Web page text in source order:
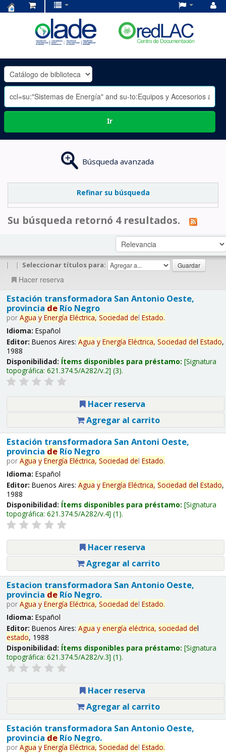
OLADE
-
Ir
Búsqueda avanzada
Refinar su búsqueda
Su búsqueda retornó 4 resultados.
| | Seleccionar títulos para:
Hacer reserva
Estación transformadora San Antonio Oeste,
provincia deRío Negro
por Agua y Energía Eléctrica, Sociedad del Estado.
Idioma: Español
Editor: Buenos Aires: Agua y Energía Eléctrica, Sociedad del Estado,
1988
Disponibilidad: Ítems disponibles para préstamo: Signatura
topográfica: 621.374.5/A282/v.2 (3).
Hacer reserva
Agregar al carrito
Estación transformadora San Antoni Oeste,
provincia deRío Negro
por Agua y Energía Eléctrica, Sociedad del Estado.
Idioma: Español
Editor: Buenos Aires: Agua y Energía Eléctrica, Sociedad del Estado,
1988
Disponibilidad: Ítems disponibles para préstamo: Signatura
topográfica: 621.374.5/A282/v.4 (1).
Hacer reserva
Agregar al carrito
Estacion transformadora San Antonio Oeste,
provincia deRío Negro.
por Agua y Energía Eléctrica, Sociedad del Estado.
Idioma: Español
Editor: Buenos Aires: Agua y energía eléctrica, sociedad del
estado, 1988
Disponibilidad: Ítems disponibles para préstamo: Signatura
topográfica: 621.374.5/A282/v.3 (1).
Hacer reserva
Agregar al carrito
Estación transformadora San Antonio Oeste,
provincia deRío Negro.
por Agua y Energía Eléctrica, Sociedad del Estado.